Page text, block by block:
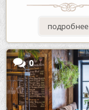
подробнее
0